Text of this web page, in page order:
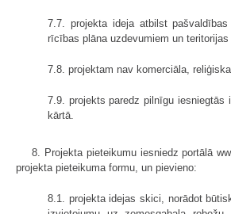
7.7. projekta ideja atbilst
rīcības plāna uzdevumiem un teritorijas
7.8. projektam nav komerciāla,
7.9. projekts paredz pilnīgu iesniegtās
kārtā.
8. Projekta pieteikumu iesniedz portālā
projekta pieteikuma formu, un pievieno:
8.1. projekta idejas skici, norādot